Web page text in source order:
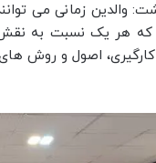
والدین زمانی می
که هر یک نسبت به
اصول و روش